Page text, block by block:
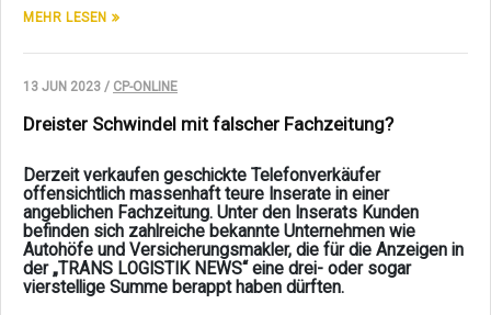
MEHR LESEN
13 JUN 2023 / CP-ONLINE
Dreister Schwindel mit falscher Fachzeitung?
Derzeit verkaufen geschickte Telefonverkäufer
offensichtlich massenhaft teure Inserate in einer
angeblichen Fachzeitung. Unter den Inserats Kunden
befinden sich zahlreiche bekannte Unternehmen wie
Autohöfe und Versicherungsmakler, die für die Anzeigen in
der „TRANS LOGISTIK NEWS“ eine drei- oder sogar
vierstellige Summe berappt haben dürften.